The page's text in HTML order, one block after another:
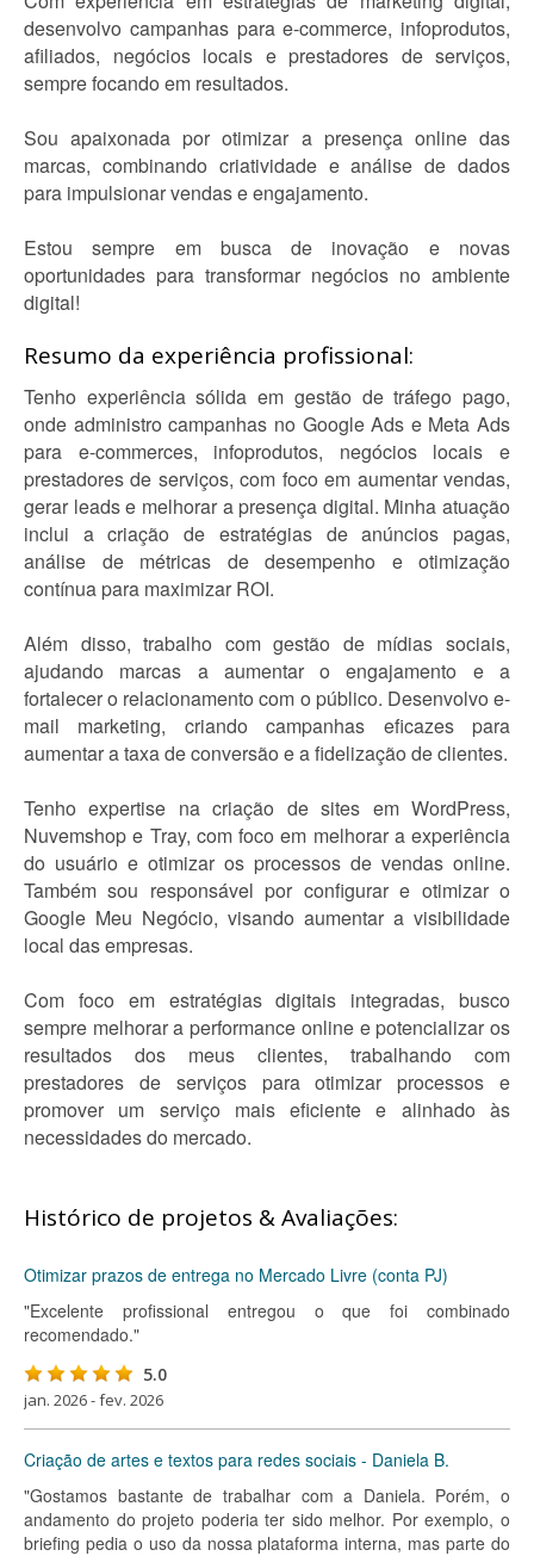
desenvolvo campanhas para e-commerce, infoprodutos,
afiliados, negócios locais e prestadores de serviços,
sempre focando em resultados.
Sou apaixonada por otimizar a presença online das
marcas, combinando criatividade e análise de dados
para impulsionar vendas e engajamento.
Estou sempre em busca de inovação e novas
oportunidades para transformar negócios no ambiente
digital!
Resumo da experiência profissional:
Tenho experiência sólida em gestão de tráfego pago,
onde administro campanhas no Google Ads e Meta Ads
para e-commerces, infoprodutos, negócios locais e
prestadores de serviços, com foco em aumentar vendas,
gerar leads e melhorar a presença digital. Minha atuação
inclui a criação de estratégias de anúncios pagas,
análise de métricas de desempenho e otimização
contínua para maximizar ROI.
Além disso, trabalho com gestão de mídias sociais,
ajudando marcas a aumentar o engajamento e a
fortalecer o relacionamento com o público. Desenvolvo e-
mail marketing, criando campanhas eficazes para
aumentar a taxa de conversão e a fidelização de clientes.
Tenho expertise na criação de sites em WordPress,
Nuvemshop e Tray, com foco em melhorar a experiência
do usuário e otimizar os processos de vendas online.
Também sou responsável por configurar e otimizar o
Google Meu Negócio, visando aumentar a visibilidade
local das empresas.
Com foco em estratégias digitais integradas, busco
sempre melhorar a performance online e potencializar os
resultados dos meus clientes, trabalhando com
prestadores de serviços para otimizar processos e
promover um serviço mais eficiente e alinhado às
necessidades do mercado.
Histórico de projetos & Avaliações:
Otimizar prazos de entrega no Mercado Livre (conta PJ)
"Excelente profissional entregou o que foi combinado
recomendado."
5.0
jan. 2026 - fev. 2026
Criação de artes e textos para redes sociais - Daniela B.
"Gostamos bastante de trabalhar com a Daniela. Porém, o
andamento do projeto poderia ter sido melhor. Por exemplo, o
briefing pedia o uso da nossa plataforma interna, mas parte do